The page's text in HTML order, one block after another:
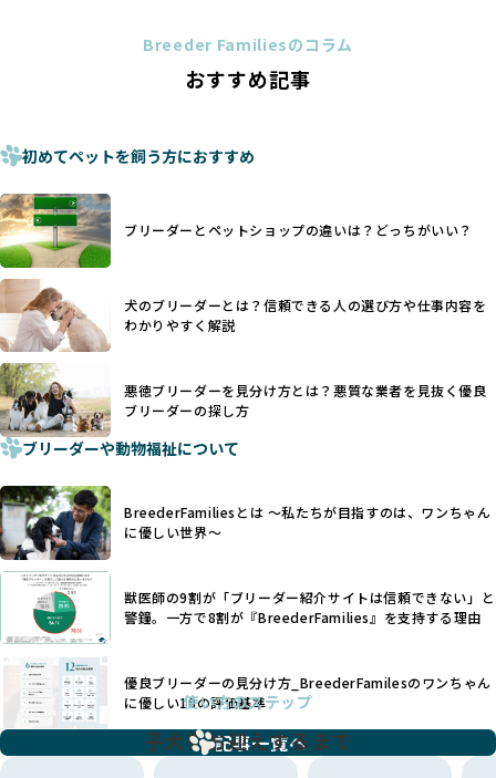
法令レベルの最低基準にとどまっていることが問題です。こ
ものに過ぎず、ワンちゃんの心身の福祉やブリーダーの責任
少なくなく、消費者にとって選択の判断が難しい現状があり
さらに、書類審査のみで掲載が許可されるサイトが多く、実
際の飼育環境やブリーダーの姿勢が見えにくい点も課題で
す。こうしたサイトでは、ブリーダーが記載する情報が主で
あり、実際の現場や日々のケアの状況がわからないため、営
利優先の「悪徳ブリーダー」が含まれるリスクが高まりま
す。
BreederFamiliesでは、ワンちゃんを大切にする「優良ブリ
ーダー」のみを紹介するために、法令を超えた独自の基準を
設け、ブリーダーの理念や飼育環境の厳格なチェックを行っ
ています。
一部の営利優先のブリーディングでは、母犬の出産負担を考
えずに大量繁殖が行われ、親犬が心身ともに疲弊するケース
が見られます。さらに、コストカットのために食事を減らし
たり、栄養のない食事を与える、適切な健康管理が行われな
いなど、ワンちゃんの健康と福祉が犠牲にされることも少な
くありません。
また、健康リスクが予測しづらいミックス犬の繁殖や、愛情
が行き届かない多頭飼育等も問題です。これらのブリーディ
ング手法は、ワンちゃんの福祉を無視し、利益のみを追求す
るブリーダーによるものが多く、消費者にとっても深刻な課
題となっています。
BreederFamiliesでは、こうしたワンちゃんに優しくないブ
リーディングをなくすため、すべてのワンちゃんを家族のよ
うに大切に飼育・繁殖を行っている「優良ブリーダー」のみ
に断尾（しっぽを切る）や断耳（耳を切る）が行われている
ことがあります。
これは痛みを伴う処置で、ワンちゃんの身体的な負担が大き
手段でもあるため、切断されることで他の犬や人間との意思
ヨーロッパ諸国ではこうした処置が禁止されている一方で、
日本ではいまだ行われる場合があります。
優良ブリーダーは動物福祉を優先し、ワンちゃんの自然な姿
を大切にするため断尾・断耳を行いません。
一方、営利優先ブリーダーでは「見た目が良く売れやすい」
ことを理由に断尾や断耳を行うことがあり、中には麻酔なし
で処置するケースも見受けられます。
「耳やしっぽを切らない」詳細はこちら
犬種ごとに異なる健康リスクや育て方のポイントを理解し、
適切に対応するためには、深い知識と豊富な経験が欠かせま
せん。現在、犬種は200種類以上あり、それぞれに特有の健康
たとえば、パグは呼吸器系のトラブルを抱えやすく、ラブラ
ドール・レトリバーには股関節形成不全への注意が必要で
す。このような犬種ごとの違いを熟知し、適切なケアを提供
できるかどうかは、ブリーダーの専門性に大きく関わりま
す。
優良ブリーダーは、少数の犬種（一般的に3種以内）に絞って
繁殖を行い、各犬種の特徴を熟知しています。これにより、
犬種ごとの健康管理や繁殖において質の高いケアを提供する
ことが可能です。
一方、営利優先ブリーダーは流行や需要に応じて扱う犬種を
増やす傾向があり、犬種ごとに異なる健康問題や適切な育成
環境を十分に考慮しない場合があります。こうしたブリーダ
Breeder Familiesのコラム
おすすめ記事
初めてペットを飼う方におすすめ
ブリーダーとペットショップの違いは？どっちがいい？
犬のブリーダーとは？信頼できる人の選び方や仕事内容を
わかりやすく解説
悪徳ブリーダーを見分け方とは？悪質な業者を見抜く優良
ブリーダーの探し方
ブリーダーや動物福祉について
BreederFamiliesとは 〜私たちが目指すのは、ワンちゃん
に優しい世界〜
獣医師の9割が「ブリーダー紹介サイトは信頼できない」と
警鐘。一方で8割が『BreederFamilies』を支持する理由
優良ブリーダーの見分け方_BreederFamilesのワンちゃん
に優しい18の評価基準
記事一覧へ
使い方のステップ
子犬をお迎えするまで